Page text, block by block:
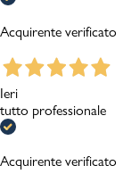
Acquirente verificato
Ieri
tutto professionale
Acquirente verificato